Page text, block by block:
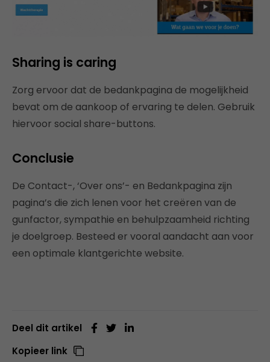
Sharing is caring
Zorg ervoor dat de bedankpagina de mogelijkheid
bevat om de aankoop of ervaring te delen. Gebruik
hiervoor social share-buttons.
Conclusie
De Contact-, ‘Over ons’- en Bedankpagina zijn
pagina’s die zich lenen voor het creëren van de
gunfactor, sympathie en behulpzaamheid richting
je doelgroep. Besteed er vooral aandacht aan voor
een optimale klantgerichte website.
Deel dit artikel
Kopieer link